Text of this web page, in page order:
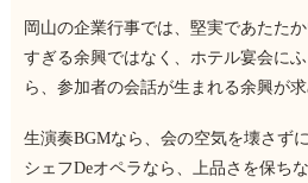
岡山の企業行事では、堅実であたた
すぎる余興ではなく、ホテル宴会に
ら、参加者の会話が生まれる余興が求
生演奏BGMなら、会の空気を壊さず
シェフDeオペラなら、上品さを保ち